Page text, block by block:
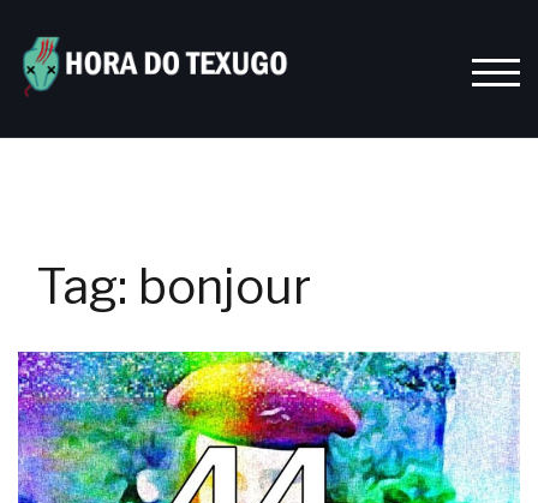
content
Tag: bonjour